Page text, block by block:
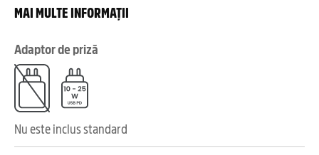
MAI MULTE INFORMAȚII
Adaptor de priză
Nu este inclus standard